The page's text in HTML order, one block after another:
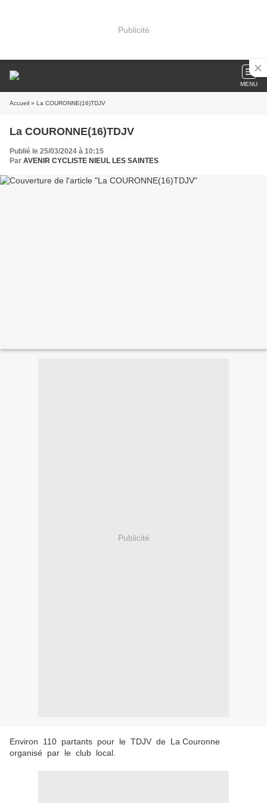
Publicité
MENU
Accueil » La COURONNE(16)TDJV
La COURONNE(16)TDJV
Publié le 25/03/2024 à 10:15
Par AVENIR CYCLISTE NIEUL LES SAINTES
Publicité
Environ 110 partants pour le TDJV de La Couronne
organisé par le club local.